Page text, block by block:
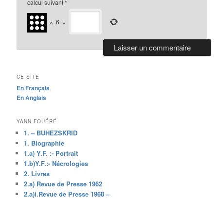
calcul suivant*
× 6 =
CE SITE
En Français
En Anglais
YANN FOUÉRÉ
1. – BUHEZSKRID
1. Biographie
1.a) Y.F. :- Portrait
1.b)Y.F.:- Nécrologies
2. Livres
2.a) Revue de Presse 1962
2.a)i.Revue de Presse 1968 –